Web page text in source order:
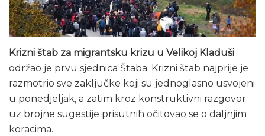
Krizni štab za migrantsku krizu u Velikoj Kladuši
održao je prvu sjednica Štaba. Krizni štab najprije je
razmotrio sve zaključke koji su jednoglasno usvojeni
u ponedjeljak, a zatim kroz konstruktivni razgovor
uz brojne sugestije prisutnih očitovao se o daljnjim
koracima.